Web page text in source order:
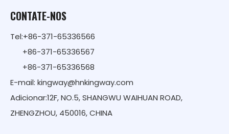
CONTATE-NOS
Tel:+86-371-65336566
+86-371-65336567
+86-371-65336568
E-mail: kingway@hnkingway.com
Adicionar:12F, NO.5, SHANGWU WAIHUAN ROAD,
ZHENGZHOU, 450016, CHINA